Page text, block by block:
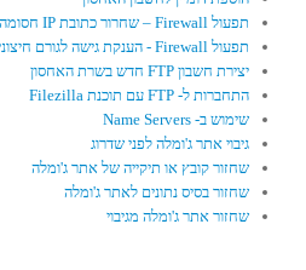
תפעול Firewall – שחרור כתובת IP חסומה
תפעול Firewall - הענקת גישה לגורם חיצוני
יצירת חשבון FTP חדש בשרת האחסון
התחברות ל- FTP עם תוכנת Filezilla
שימוש ב- Name Servers
גיבוי אתר ג'ומלה לפני שדרוג
שחזור קובץ או תיקייה של אתר ג'ומלה
שחזור בסיס נתונים לאתר ג'ומלה
שחזור אתר ג'ומלה מגיבוי